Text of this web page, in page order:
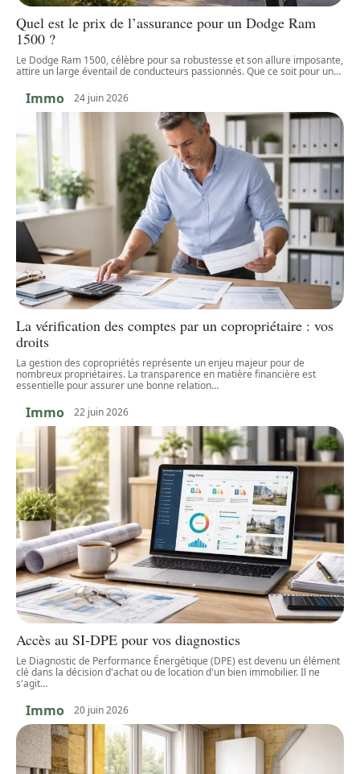
Quel est le prix de l’assurance pour un Dodge Ram
1500 ?
Le Dodge Ram 1500, célèbre pour sa robustesse et son allure imposante,
attire un large éventail de conducteurs passionnés. Que ce soit pour un…
Immo 24 juin 2026
La vérification des comptes par un copropriétaire : vos
droits
La gestion des copropriétés représente un enjeu majeur pour de
nombreux propriétaires. La transparence en matière financière est
essentielle pour assurer une bonne relation…
Immo 22 juin 2026
Accès au SI-DPE pour vos diagnostics
Le Diagnostic de Performance Énergétique (DPE) est devenu un élément
clé dans la décision d'achat ou de location d'un bien immobilier. Il ne
s'agit…
Immo 20 juin 2026